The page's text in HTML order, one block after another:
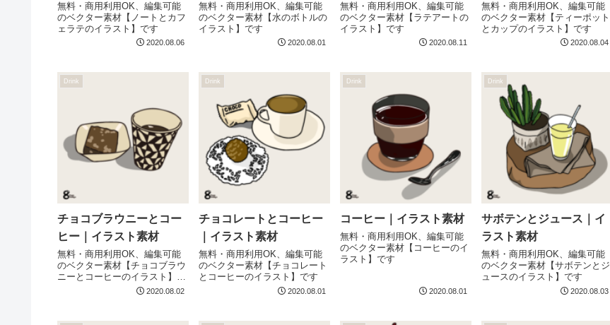
無料・商用利用OK、編集可能
のベクター素材【ノートとカフ
ェラテのイラスト】です
2020.08.06
無料・商用利用OK、編集可能
のベクター素材【水のボトルの
イラスト】です
2020.08.01
無料・商用利用OK、編集可能
のベクター素材【ラテアートの
イラスト】です
2020.08.11
無料・商用利用OK、編集可能
のベクター素材【ティーポット
とカップのイラスト】です
2020.08.04
Drink
チョコブラウニーとコー
ヒー｜イラスト素材
無料・商用利用OK、編集可能
のベクター素材【チョコブラウ
ニーとコーヒーのイラスト】で
2020.08.02
Drink
チョコレートとコーヒー
｜イラスト素材
無料・商用利用OK、編集可能
のベクター素材【チョコレート
とコーヒーのイラスト】です
2020.08.01
Drink
コーヒー｜イラスト素材
無料・商用利用OK、編集可能
のベクター素材【コーヒーのイ
ラスト】です
2020.08.01
Drink
サボテンとジュース｜イ
ラスト素材
無料・商用利用OK、編集可能
のベクター素材【サボテンとジ
ュースのイラスト】です
2020.08.03